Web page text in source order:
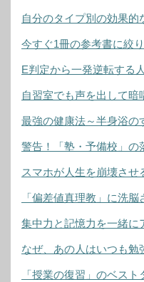
自分のタイプ別の効果的
今すぐ1冊の参考書に絞
E判定から一発逆転する
自習室でも声を出して暗
最強の健康法～半身浴の
警告！「塾・予備校」の
スマホが人生を崩壊させ
「偏差値真理教」に洗脳
集中力と記憶力を一緒に
なぜ、あの人はいつも勉
「授業の復習」のベス